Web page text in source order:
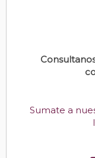
Sumate a